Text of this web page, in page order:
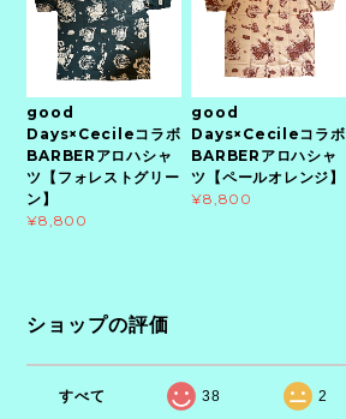
good
Days×Cecileコラボ
BARBERアロハシャ
ツ【フォレストグリー
ン】
¥8,800
good
Days×Cecileコラボ
BARBERアロハシャ
ツ【ペールオレンジ】
¥8,800
ショップの評価
すべて 38 2